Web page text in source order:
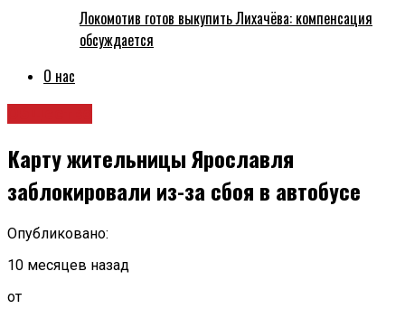
Локомотив готов выкупить Лихачёва: компенсация
обсуждается
О нас
Карту жительницы Ярославля
заблокировали из-за сбоя в автобусе
Опубликовано:
10 месяцев назад
от